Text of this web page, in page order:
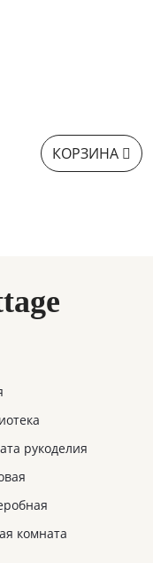
КОРЗИНА
рукоделия
комната